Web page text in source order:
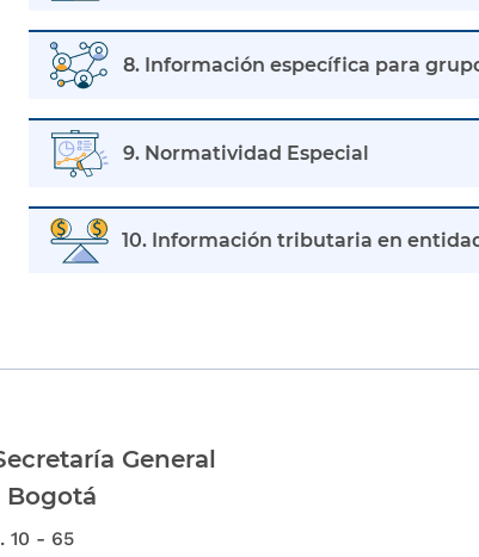
8. Información específica para
9. Normatividad Especial
10. Información tributaria en
General
Bogotá
10 - 65